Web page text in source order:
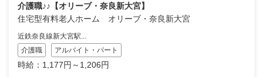
介護職♪♪【オリーブ・奈良新大宮】
住宅型有料老人ホーム オリーブ・奈良新大宮
近鉄奈良線新大宮駅...
介護職
アルバイト・パート
時給：1,177円～1,206円